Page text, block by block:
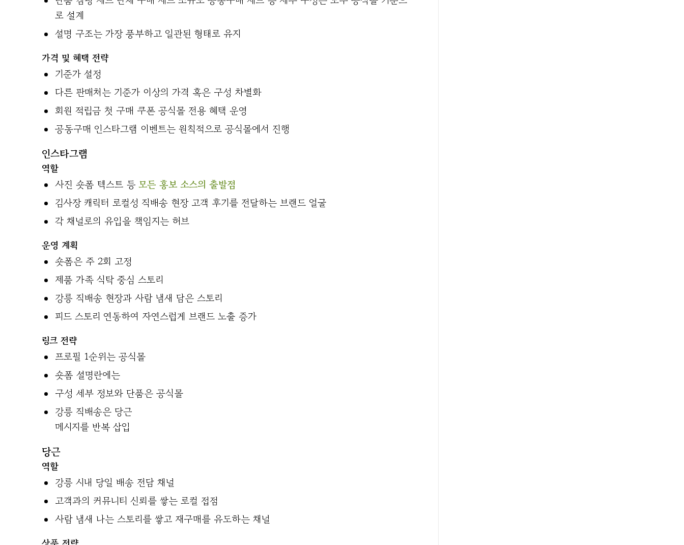
로 설계
설명 구조는 가장 풍부하고 일관된 형태로 유지
가격 및 혜택 전략
기준가 설정
다른 판매처는 기준가 이상의 가격 혹은 구성 차별화
회원 적립금 첫 구매 쿠폰 공식몰 전용 혜택 운영
공동구매 인스타그램 이벤트는 원칙적으로 공식몰에서 진행
인스타그램
역할
사진 숏폼 텍스트 등 모든 홍보 소스의 출발점
김사장 캐릭터 로컬성 직배송 현장 고객 후기를 전달하는 브랜드 얼굴
각 채널로의 유입을 책임지는 허브
운영 계획
숏폼은 주 2회 고정
제품 가족 식탁 중심 스토리
강릉 직배송 현장과 사람 냄새 담은 스토리
피드 스토리 연동하여 자연스럽게 브랜드 노출 증가
링크 전략
프로필 1순위는 공식몰
숏폼 설명란에는
구성 세부 정보와 단품은 공식몰
강릉 직배송은 당근
메시지를 반복 삽입
당근
역할
강릉 시내 당일 배송 전담 채널
고객과의 커뮤니티 신뢰를 쌓는 로컬 접점
사람 냄새 나는 스토리를 쌓고 재구매를 유도하는 채널